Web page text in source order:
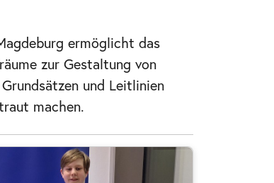
ermöglicht das
zur Gestaltung von
und Leitlinien
machen.